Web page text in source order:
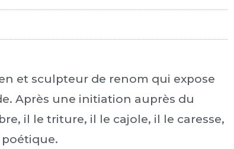
et sculpteur de renom qui expose
Après une initiation auprès du
il le triture, il le cajole, il le caresse,